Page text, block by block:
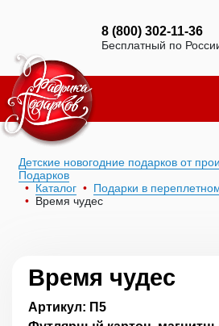
8 (800) 302-11-36
Бесплатный по
Детские новогодние подарков от
Подарков
Каталог
Подарки в
Время чудес
Время чудес
Артикул: П5